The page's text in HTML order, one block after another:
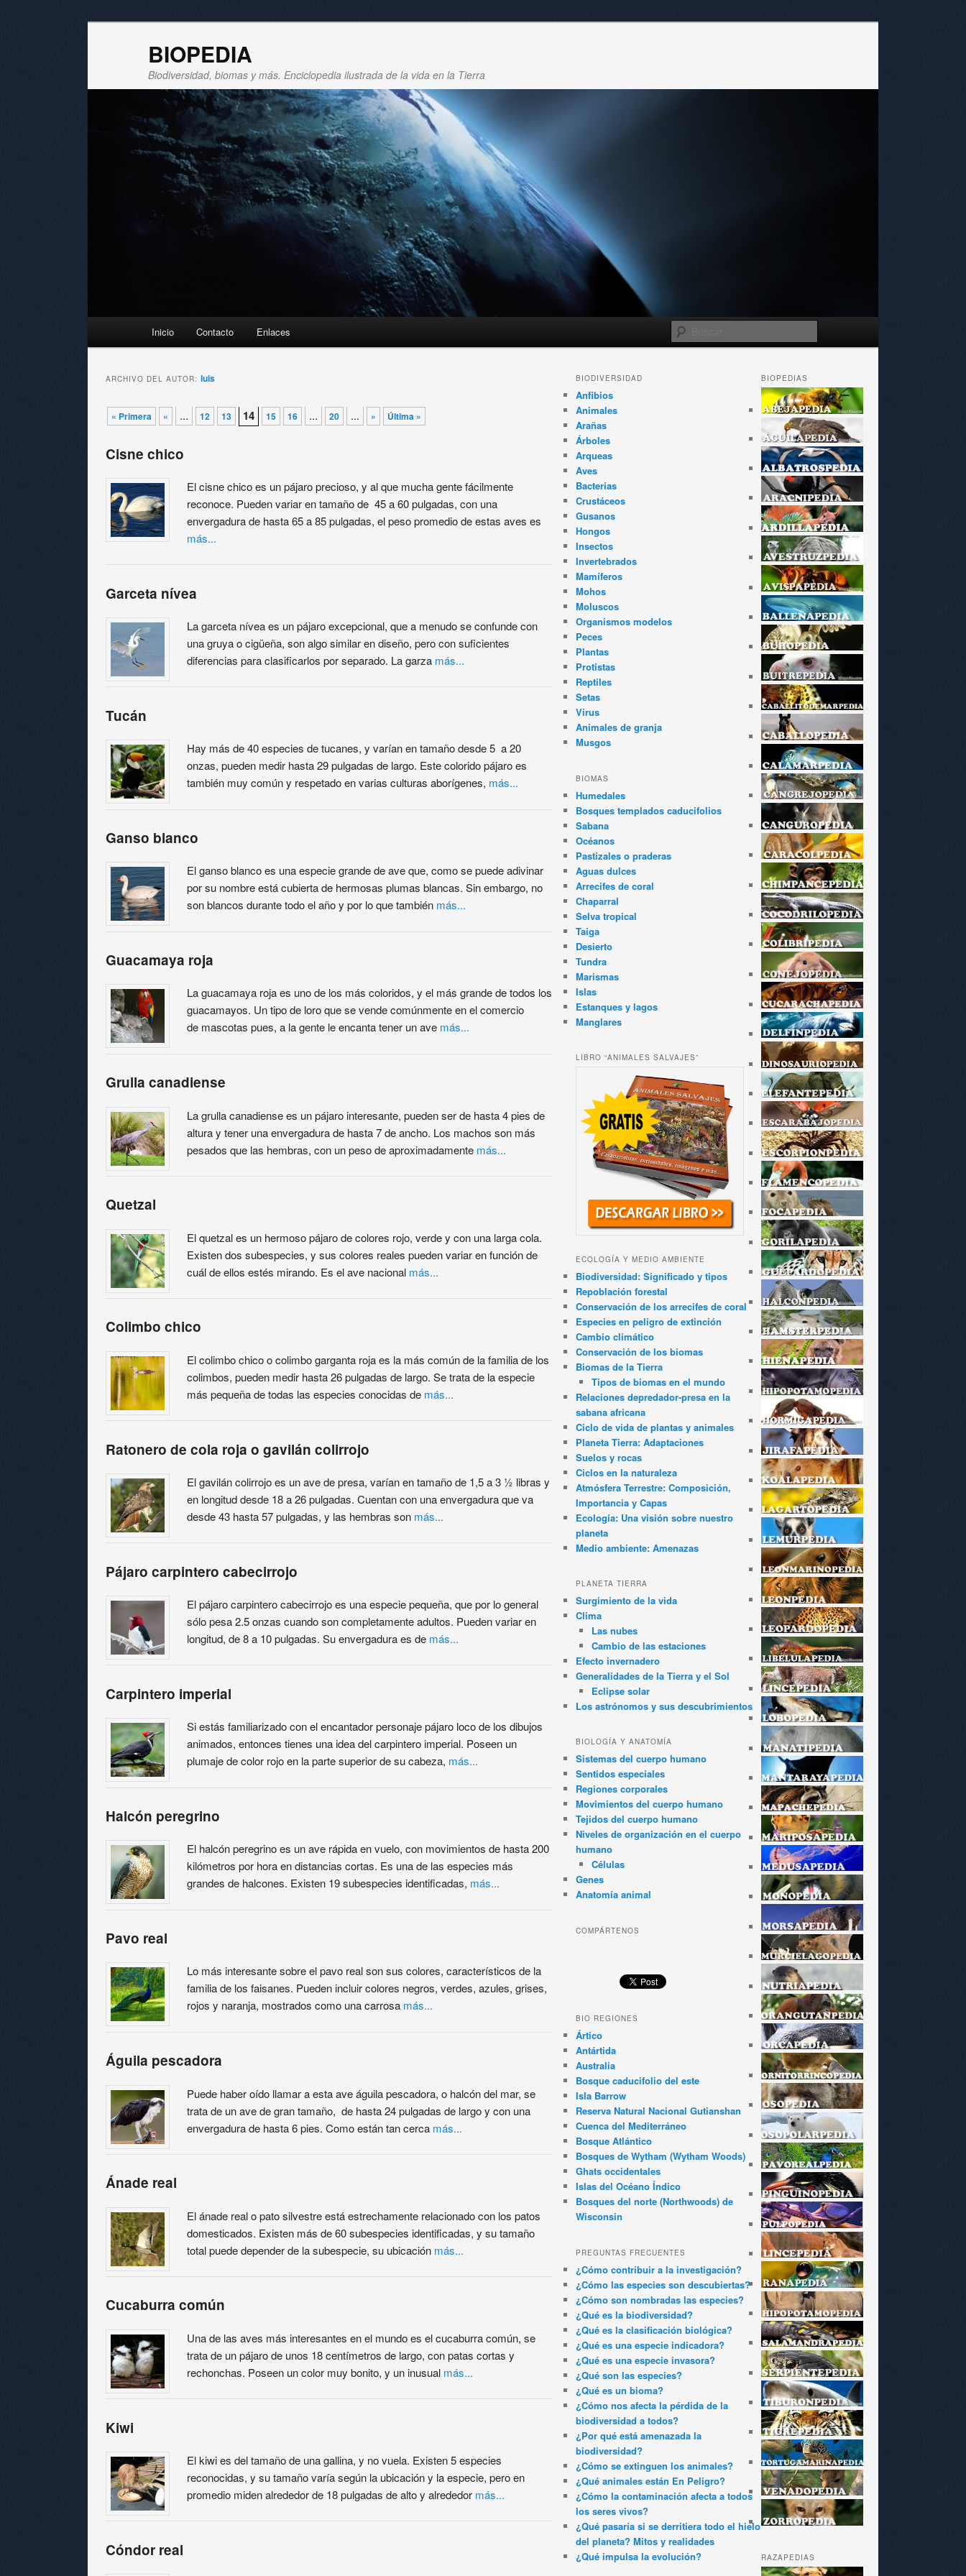
BIOPEDIA
Biodiversidad, biomas y más. Enciclopedia ilustrada de la vida en la Tierra
Ir al contenido principal
Ir al contenido secundario
Inicio Contacto Enlaces
ARCHIVO DEL AUTOR: luis
Navegador de artículos
« Primera « ... 12 13 14 15 16 ... 20 ... » Última »
Cisne chico
El cisne chico es un pájaro precioso, y al que mucha gente fácilmente
reconoce. Pueden variar en tamaño de 45 a 60 pulgadas, con una
envergadura de hasta 65 a 85 pulgadas, el peso promedio de estas aves es
más...
Garceta nívea
La garceta nívea es un pájaro excepcional, que a menudo se confunde con
una gruya o cigüeña, son algo similar en diseño, pero con suficientes
diferencias para clasificarlos por separado. La garza más...
Tucán
Hay más de 40 especies de tucanes, y varían en tamaño desde 5 a 20
onzas, pueden medir hasta 29 pulgadas de largo. Este colorido pájaro es
también muy común y respetado en varias culturas aborígenes, más...
Ganso blanco
El ganso blanco es una especie grande de ave que, como se puede adivinar
por su nombre está cubierta de hermosas plumas blancas. Sin embargo, no
son blancos durante todo el año y por lo que también más...
Guacamaya roja
La guacamaya roja es uno de los más coloridos, y el más grande de todos los
guacamayos. Un tipo de loro que se vende comúnmente en el comercio
de mascotas pues, a la gente le encanta tener un ave más...
Grulla canadiense
La grulla canadiense es un pájaro interesante, pueden ser de hasta 4 pies de
altura y tener una envergadura de hasta 7 de ancho. Los machos son más
pesados que las hembras, con un peso de aproximadamente más...
Quetzal
El quetzal es un hermoso pájaro de colores rojo, verde y con una larga cola.
Existen dos subespecies, y sus colores reales pueden variar en función de
cuál de ellos estés mirando. Es el ave nacional más...
Colimbo chico
El colimbo chico o colimbo garganta roja es la más común de la familia de los
colimbos, pueden medir hasta 26 pulgadas de largo. Se trata de la especie
más pequeña de todas las especies conocidas de más...
Ratonero de cola roja o gavilán colirrojo
El gavilán colirrojo es un ave de presa, varían en tamaño de 1,5 a 3 ½ libras y
en longitud desde 18 a 26 pulgadas. Cuentan con una envergadura que va
desde 43 hasta 57 pulgadas, y las hembras son más...
Pájaro carpintero cabecirrojo
El pájaro carpintero cabecirrojo es una especie pequeña, que por lo general
sólo pesa 2.5 onzas cuando son completamente adultos. Pueden variar en
longitud, de 8 a 10 pulgadas. Su envergadura es de más...
Carpintero imperial
Si estás familiarizado con el encantador personaje pájaro loco de los dibujos
animados, entonces tienes una idea del carpintero imperial. Poseen un
plumaje de color rojo en la parte superior de su cabeza, más...
Halcón peregrino
El halcón peregrino es un ave rápida en vuelo, con movimientos de hasta 200
kilómetros por hora en distancias cortas. Es una de las especies más
grandes de halcones. Existen 19 subespecies identificadas, más...
Pavo real
Lo más interesante sobre el pavo real son sus colores, característicos de la
familia de los faisanes. Pueden incluir colores negros, verdes, azules, grises,
rojos y naranja, mostrados como una carrosa más...
Águila pescadora
Puede haber oído llamar a esta ave águila pescadora, o halcón del mar, se
trata de un ave de gran tamaño, de hasta 24 pulgadas de largo y con una
envergadura de hasta 6 pies. Como están tan cerca más...
Ánade real
El ánade real o pato silvestre está estrechamente relacionado con los patos
domesticados. Existen más de 60 subespecies identificadas, y su tamaño
total puede depender de la subespecie, su ubicación más...
Cucaburra común
Una de las aves más interesantes en el mundo es el cucaburra común, se
trata de un pájaro de unos 18 centímetros de largo, con patas cortas y
rechonchas. Poseen un color muy bonito, y un inusual más...
Kiwi
El kiwi es del tamaño de una gallina, y no vuela. Existen 5 especies
reconocidas, y su tamaño varía según la ubicación y la especie, pero en
promedio miden alrededor de 18 pulgadas de alto y alrededor más...
Cóndor real
BIOPEDIAS
RAZAPEDIAS
BIODIVERSIDAD
Anfibios
Animales
Arañas
Árboles
Arqueas
Aves
Bacterias
Crustáceos
Gusanos
Hongos
Insectos
Invertebrados
Mamíferos
Mohos
Moluscos
Organismos modelos
Peces
Plantas
Protistas
Reptiles
Setas
Virus
Animales de granja
Musgos
BIOMAS
Humedales
Bosques templados caducifolios
Sabana
Océanos
Pastizales o praderas
Aguas dulces
Arrecifes de coral
Chaparral
Selva tropical
Taiga
Desierto
Tundra
Marismas
Islas
Estanques y lagos
Manglares
LIBRO “ANIMALES SALVAJES”
ECOLOGÍA Y MEDIO AMBIENTE
Biodiversidad: Significado y tipos
Repoblación forestal
Conservación de los arrecifes de coral
Especies en peligro de extinción
Cambio climático
Conservación de los biomas
Biomas de la Tierra
Tipos de biomas en el mundo
Relaciones depredador-presa en la
sabana africana
Ciclo de vida de plantas y animales
Planeta Tierra: Adaptaciones
Suelos y rocas
Ciclos en la naturaleza
Atmósfera Terrestre: Composición,
Importancia y Capas
Ecología: Una visión sobre nuestro
planeta
Medio ambiente: Amenazas
PLANETA TIERRA
Surgimiento de la vida
Clima
Las nubes
Cambio de las estaciones
Efecto invernadero
Generalidades de la Tierra y el Sol
Eclipse solar
Los astrónomos y sus descubrimientos
BIOLOGÍA Y ANATOMÍA
Sistemas del cuerpo humano
Sentidos especiales
Regiones corporales
Movimientos del cuerpo humano
Tejidos del cuerpo humano
Niveles de organización en el cuerpo
humano
Células
Genes
Anatomía animal
COMPÁRTENOS
BIO REGIONES
Ártico
Antártida
Australia
Bosque caducifolio del este
Isla Barrow
Reserva Natural Nacional Gutianshan
Cuenca del Mediterráneo
Bosque Atlántico
Bosques de Wytham (Wytham Woods)
Ghats occidentales
Islas del Océano Índico
Bosques del norte (Northwoods) de
Wisconsin
PREGUNTAS FRECUENTES
¿Cómo contribuir a la investigación?
¿Cómo las especies son descubiertas?
¿Cómo son nombradas las especies?
¿Qué es la biodiversidad?
¿Qué es la clasificación biológica?
¿Qué es una especie indicadora?
¿Qué es una especie invasora?
¿Qué son las especies?
¿Qué es un bioma?
¿Cómo nos afecta la pérdida de la
biodiversidad a todos?
¿Por qué está amenazada la
biodiversidad?
¿Cómo se extinguen los animales?
¿Qué animales están En Peligro?
¿Cómo la contaminación afecta a todos
los seres vivos?
¿Qué pasaría si se derritiera todo el hielo
del planeta? Mitos y realidades
¿Qué impulsa la evolución?